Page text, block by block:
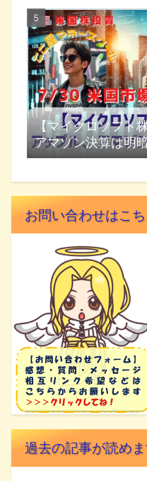
【マイクロソフト
アマゾン決算は明
お問い合わせはこ
過去の記事が読め